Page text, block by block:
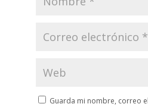
Guarda mi nombre, correo